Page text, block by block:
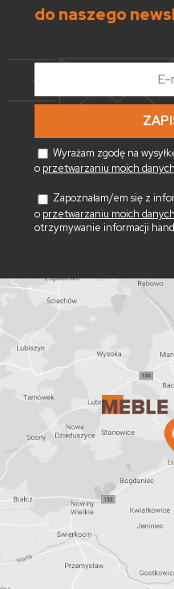
do naszego
*
Wyrażam zgodę na
o przetwarzaniu moich
Zapoznałam/em się z
o przetwarzaniu moich
otrzymywanie informacji